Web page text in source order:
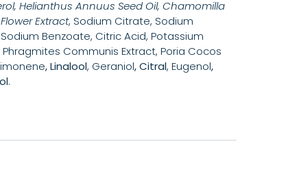
Helianthus Annuus Seed Oil, Chamomilla
Extract, Sodium Citrate, Sodium
Benzoate, Citric Acid, Potassium
Communis Extract, Poria Cocos
, Linalool, Geraniol, Citral, Eugenol,
.